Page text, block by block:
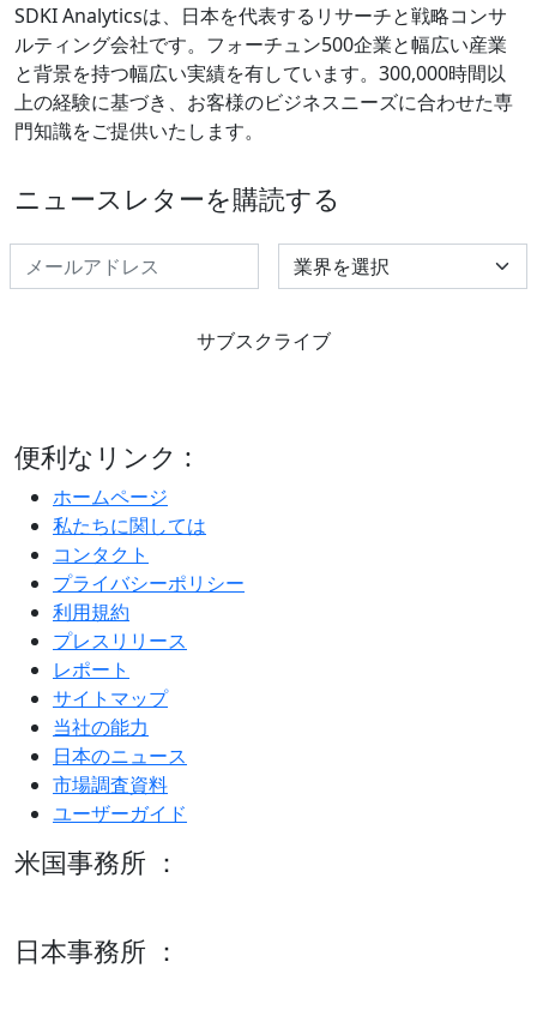
SDKI Analyticsは、日本を代表するリサーチと戦略コンサ
ルティング会社です。フォーチュン500企業と幅広い産業
と背景を持つ幅広い実績を有しています。300,000時間以
上の経験に基づき、お客様のビジネスニーズに合わせた専
門知識をご提供いたします。
ニュースレターを購読する
Select Industry
サブスクライブ
便利なリンク :
ホームページ
私たちに関しては
コンタクト
プライバシーポリシー
利用規約
プレスリリース
レポート
サイトマップ
当社の能力
日本のニュース
市場調査資料
ユーザーガイド
米国事務所 ：
日本事務所 ：